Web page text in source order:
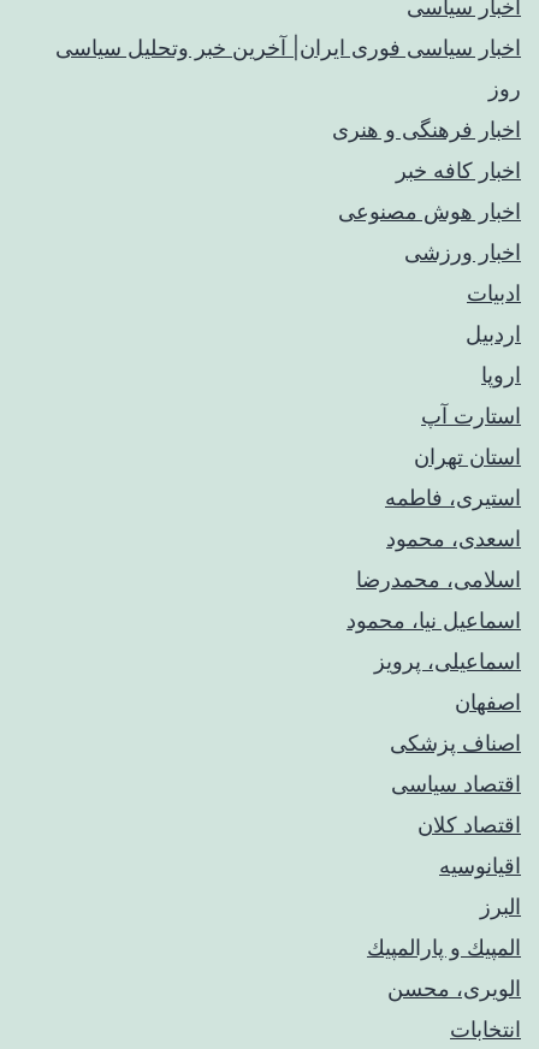
اخبار سیاسی
اخبار سیاسی فوری ایران| آخرین خبر وتحلیل سیاسی
روز
اخبار فرهنگی و هنری
اخبار کافه خبر
اخبار هوش مصنوعی
اخبار ورزشی
ادبیات
اردبیل
اروپا
استارت آپ
استان تهران
استیری، فاطمه
اسعدی، محمود
اسلامی، محمدرضا
اسماعیل نیا، محمود
اسماعیلی، پرویز
اصفهان
اصناف پزشکی
اقتصاد سیاسی
اقتصاد کلان
اقیانوسیه
البرز
المپيك و پارالمپيك
الویری، محسن
انتخابات